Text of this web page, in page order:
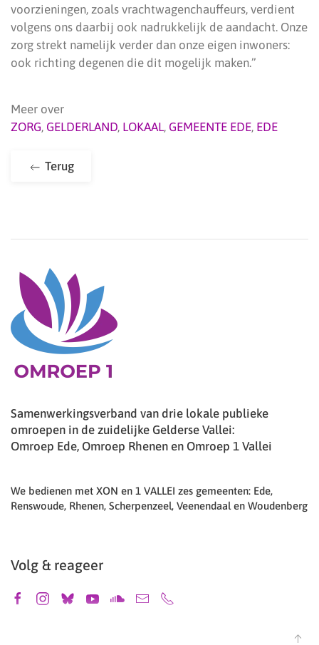
voorzieningen, zoals vrachtwagenchauffeurs, verdient
volgens ons daarbij ook nadrukkelijk de aandacht. Onze
zorg strekt namelijk verder dan onze eigen inwoners:
ook richting degenen die dit mogelijk maken.”
Meer over
ZORG, GELDERLAND, LOKAAL, GEMEENTE EDE, EDE
Terug
Samenwerkingsverband van drie lokale publieke
omroepen in de zuidelijke Gelderse Vallei:
Omroep Ede, Omroep Rhenen en Omroep 1 Vallei
We bedienen met XON en 1 VALLEI zes gemeenten: Ede,
Renswoude, Rhenen, Scherpenzeel, Veenendaal en Woudenberg
Volg & reageer